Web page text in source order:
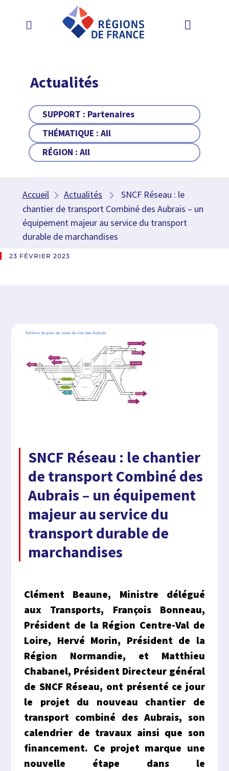
Actualités
SUPPORT : Partenaires
THÉMATIQUE :All
RÉGION :All
Accueil Actualités
SNCF Réseau : le
chantier de transport Combiné des Aubrais – un
équipement majeur au service du transport
durable de marchandises
23 FÉVRIER 2023
SNCF Réseau : le chantier
de transport Combiné des
Aubrais – un équipement
majeur au service du
transport durable de
marchandises
Clément Beaune, Ministre délégué
aux Transports, François Bonneau,
Président de la Région Centre-Val de
Loire, Hervé Morin, Président de la
Région Normandie, et Matthieu
Chabanel, Président Directeur général
de SNCF Réseau, ont présenté ce jour
le projet du nouveau chantier de
transport combiné des Aubrais, son
calendrier de travaux ainsi que son
financement. Ce projet marque une
nouvelle étape dans le